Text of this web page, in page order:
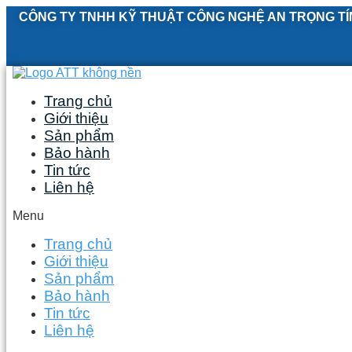
Skip
CÔNG TY TNHH KỸ THUẬT CÔNG NGHỆ AN TRỌNG
Trang chủ
Giới thiệu
Sản phẩm
Bảo hành
Tin tức
Liên hệ
Menu
Trang chủ
Giới thiệu
Sản phẩm
Bảo hành
Tin tức
Liên hệ